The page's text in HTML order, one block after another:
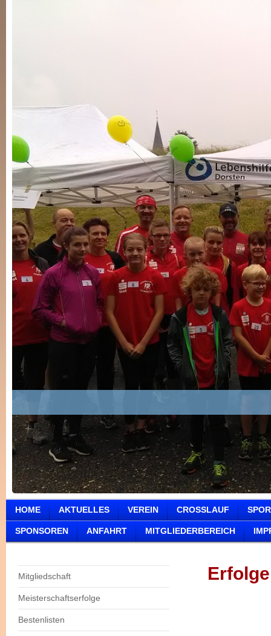
HOME AKTUELLES VEREIN CROSSLAUF
SPONSOREN ANFAHRT MITGLIEDERBEREICH
Mitgliedschaft
Meisterschaftserfolge
Bestenlisten